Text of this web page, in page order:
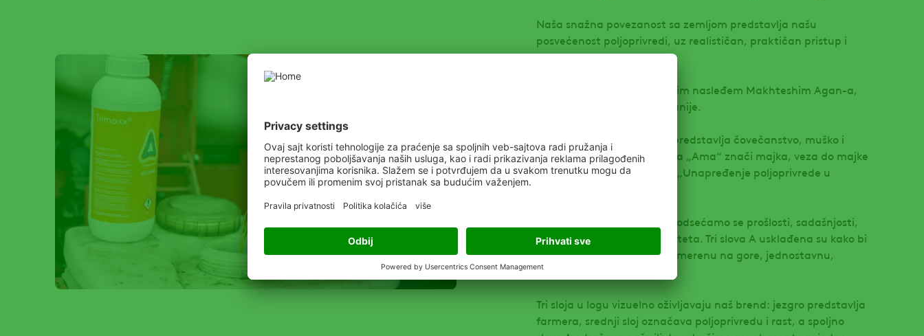
Naša snažna povezanost sa zemljom predstavlja našu
posvećenost poljoprivredi, uz realističan, praktičan pristup i
poslovnu kulturu.
„MA“ nas povezuje sa trajnim nasleđem Makhteshim Agan-a,
originalnim imenom kompanije.
Mešanje „ADAM“ i „AMA“ predstavlja čovečanstvo, muško i
žensko; na mnogim jezicima „Ama“ znači majka, veza do majke
zemlje. A „AD“ predstavlja „Unapređenje poljoprivrede u
Kroz tri A u našem imenu podsećamo se prošlosti, sadašnjosti,
budućnosti ali i znaka kvaliteta. Tri slova A usklađena su kako bi
formirali naš logo, strelu usmerenu na gore, jednostavnu,
univerzalnu sliku rasta.
Tri sloja u logu vizuelno oživljavaju naš brend: jezgro predstavlja
farmera, srednji sloj označava poljoprivredu i rast, a spoljno